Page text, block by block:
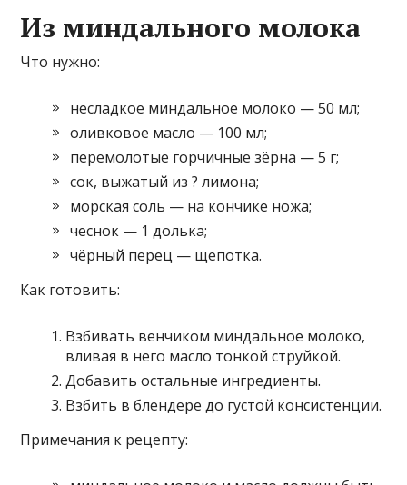
Из миндального молока
Что нужно:
несладкое миндальное молоко — 50 мл;
оливковое масло — 100 мл;
перемолотые горчичные зёрна — 5 г;
сок, выжатый из ? лимона;
морская соль — на кончике ножа;
чеснок — 1 долька;
чёрный перец — щепотка.
Как готовить:
Взбивать венчиком миндальное молоко,
вливая в него масло тонкой струйкой.
Добавить остальные ингредиенты.
Взбить в блендере до густой консистенции.
Примечания к рецепту: